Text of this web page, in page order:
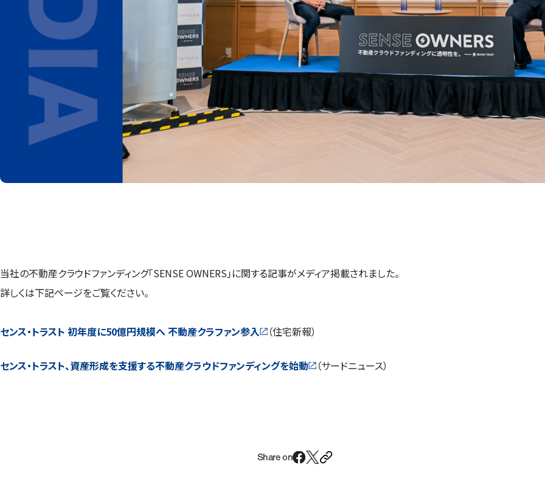
当社の不動産クラウドファンディング「SENSE OWNERS」に関する記事がメディア掲載されました。
詳しくは下記ページをご覧ください。
センス・トラスト 初年度に50億円規模へ 不動産クラファン参入 （住宅新報）
センス・トラスト、資産形成を支援する不動産クラウドファンディングを始動 （サードニュース）
Share on